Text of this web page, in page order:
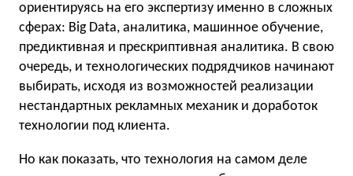
ориентируясь на его экспертизу именно в сложных
сферах: Big Data, аналитика, машинное обучение,
предиктивная и прескриптивная аналитика. В свою
очередь, и технологических подрядчиков начинают
выбирать, исходя из возможностей реализации
нестандартных рекламных механик и доработок
технологии под клиента.
Но как показать, что технология на самом деле